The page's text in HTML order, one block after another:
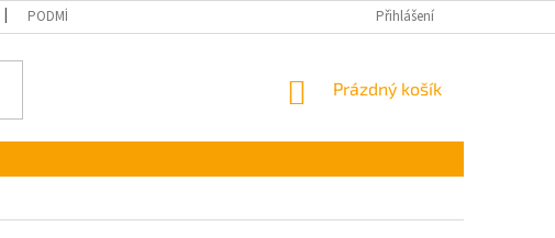
PODMÍNKY OCHRANY OSOBNÍCH ÚDAJŮ Přihlášení
NÁKUPNÍ
Prázdný košík